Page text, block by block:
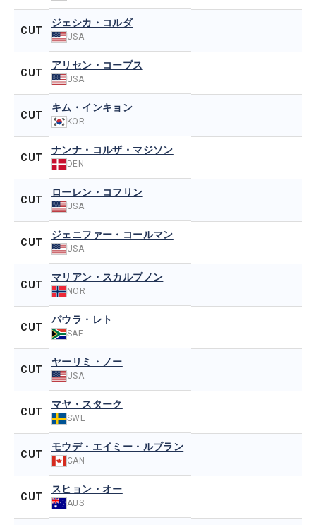
CUT
ジェシカ・コルダ
USA
CUT
アリセン・コープス
USA
CUT
キム・インキョン
KOR
CUT
ナンナ・コルザ・マジソン
DEN
CUT
ローレン・コフリン
USA
CUT
ジェニファー・コールマン
USA
CUT
マリアン・スカルプノン
NOR
CUT
パウラ・レト
SAF
CUT
ヤーリミ・ノー
USA
CUT
マヤ・スターク
SWE
CUT
モウデ・エイミー・ルブラン
CAN
CUT
スヒョン・オー
AUS